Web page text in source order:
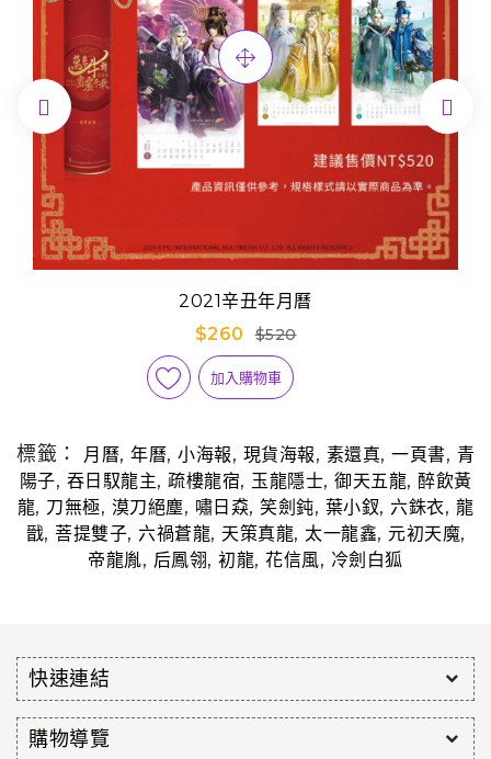
2021辛丑年月曆
$260
$520
加入購物車
 
標籤： 月曆, 年曆, 小海報, 現貨海報, 素還真, 一頁書, 青
陽子, 吞日馭龍主, 疏樓龍宿, 玉龍隱士, 御天五龍, 醉飲黃
龍, 刀無極, 漠刀絕塵, 嘯日猋,笑劍鈍, 葉小釵, 六銖衣, 龍
戩, 菩提雙子, 六禍蒼龍, 天策真龍, 太一龍鑫, 元初天魔,
帝龍胤, 后鳳翎,初龍,花信風, 冷劍白狐
快速連結
購物導覽